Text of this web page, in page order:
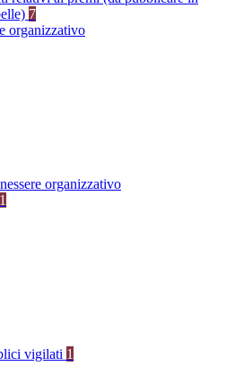
7
organizzativo
organizzativo
1
vigilati 1